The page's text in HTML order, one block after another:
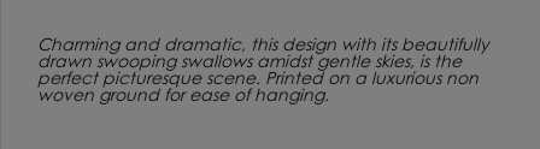
Charming and dramatic, this design with its beautifully
drawn swooping swallows amidst gentle skies, is the
perfect picturesque scene. Printed on a luxurious non
woven ground for ease of hanging.